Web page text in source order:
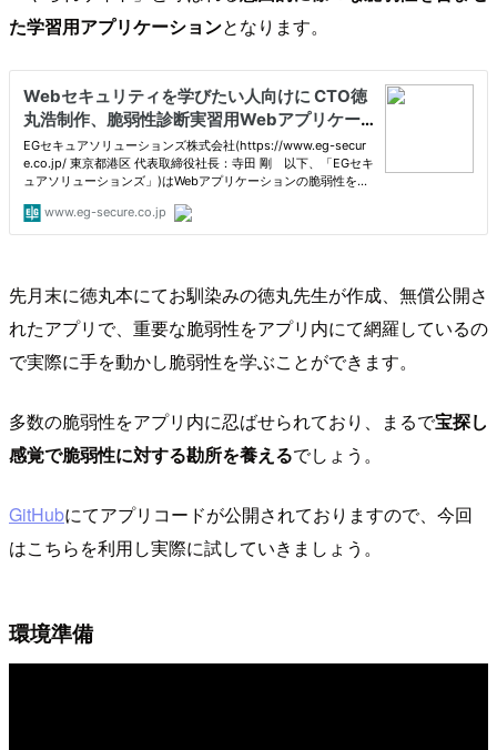
た学習用アプリケーションとなります。
先月末に徳丸本にてお馴染みの徳丸先生が作成、無償公開さ
れたアプリで、重要な脆弱性をアプリ内にて網羅しているの
で実際に手を動かし脆弱性を学ぶことができます。
多数の脆弱性をアプリ内に忍ばせられており、まるで宝探し
感覚で脆弱性に対する勘所を養えるでしょう。
GitHubにてアプリコードが公開されておりますので、今回
はこちらを利用し実際に試していきましょう。
環境準備